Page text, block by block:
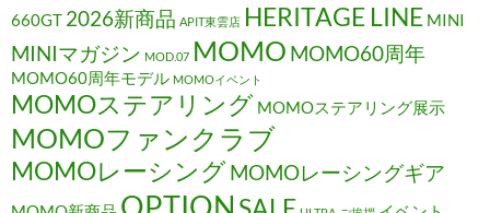
660GT 2026新商品 APIT東雲店 HERITAGE LINE MINI
MINIマガジン MOD.07 MOMO MOMO60周年
MOMO60周年モデル MOMOイベント
MOMOステアリング MOMOステアリング展示
MOMOファンクラブ
MOMOレーシングMOMOレーシングギア
OPTION